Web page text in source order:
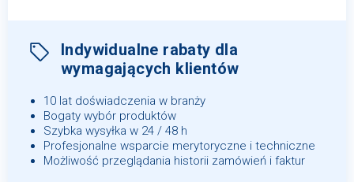
Indywidualne rabaty dla
wymagających klientów
10 lat doświadczenia w branży
Bogaty wybór produktów
Szybka wysyłka w 24 / 48 h
Profesjonalne wsparcie merytoryczne i techniczne
Możliwość przeglądania historii zamówień i faktur